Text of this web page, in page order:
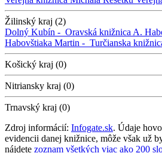
Žilinský kraj (2)
Dolný Kubín - Oravská knižnica A.
Habovštiaka Martin - Turčianska
Košický kraj (0)
Nitriansky kraj (0)
Trnavský kraj (0)
Zdroj informácií: Infogate.sk. Údaje
evidencii danej knižnice, môže však už
nájdete zoznam všetkých viac ako 200